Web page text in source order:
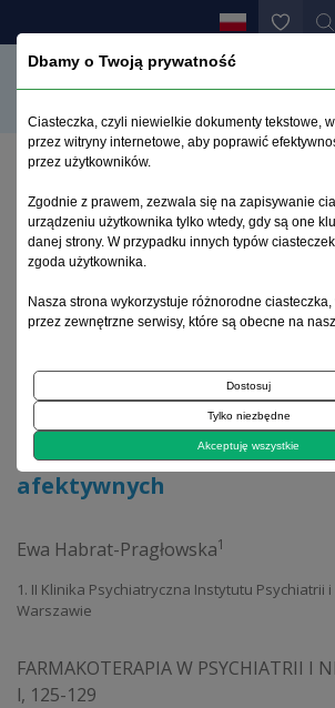
Psychoterapia w zaburzeniach
Archiwum 1995–2023
Psychoterapia w
afektywnych
Ewa Habrat-Pragłowska1
1. II Klinika Psychiatryczna Instytutu Psychiatrii
Warszawie
FARMAKOTERAPIA W PSYCHIATRII I
l, 125-129
Dbamy o Twoją prywatność
Ciasteczka, czyli niewielkie dokumenty tekstowe,
przez witryny internetowe, aby poprawić
przez użytkowników.
Zgodnie z prawem, zezwala się na zapisywanie
urządzeniu użytkownika tylko wtedy, gdy są one
danej strony. W przypadku innych typów
zgoda użytkownika.
Nasza strona wykorzystuje różnorodne
przez zewnętrzne serwisy, które są obecne na
Dostosuj
Tylko niezbędne
Akceptuję wszystkie